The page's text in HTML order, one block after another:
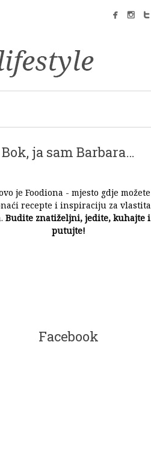
facebook instagram twitter
Bok, ja sam Barbara…
je Foodiona - mjesto gdje možete
recepte i inspiraciju za vlastita
Budite znatiželjni, jedite, kuhajte i
putujte!
Facebook